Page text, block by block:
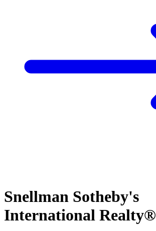
Snellman Sotheby's
International Realty®